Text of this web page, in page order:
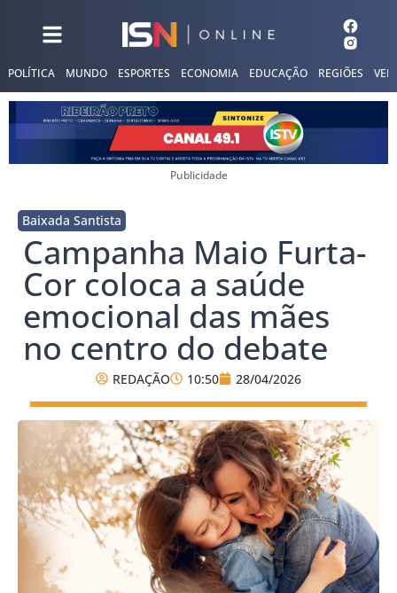
POLÍTICA MUNDO ESPORTES ECONOMIA EDUCAÇÃO REGIÕES
Publicidade
Baixada Santista
Campanha Maio Furta-
Cor coloca a saúde
emocional das mães
no centro do debate
REDAÇÃO 10:50 28/04/2026